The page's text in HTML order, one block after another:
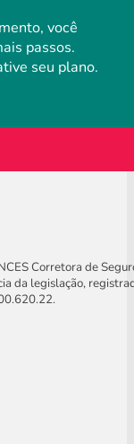
você
passos.
seu plano.
Corretora de
da legislação,